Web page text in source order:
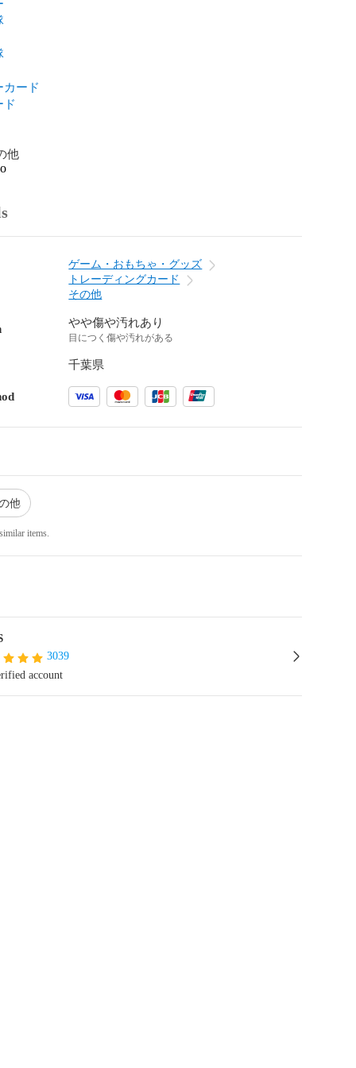
ード
他
ゲーム・おもちゃ・グッズ
トレーディングカード
その他
やや傷や汚れあり
目につく傷や汚れがある
千葉県
他
items.
3039
account